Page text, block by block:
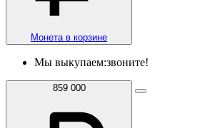
Монета в корзине
Мы выкупаем:звоните!
859 000